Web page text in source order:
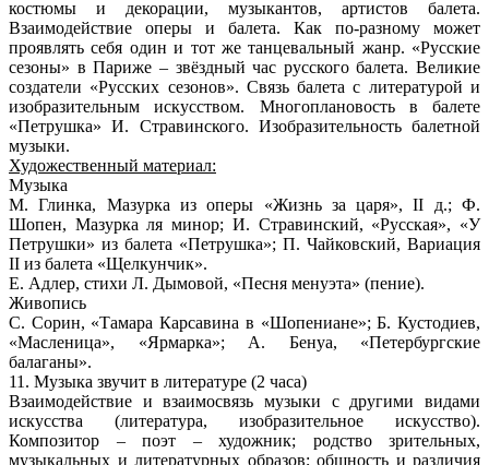
костюмы и декорации, музыкантов, артистов балета.
Взаимодействие оперы и балета. Как по-разному может
проявлять себя один и тот же танцевальный жанр. «Русские
сезоны» в Париже – звёздный час русского балета. Великие
создатели «Русских сезонов». Связь балета с литературой и
изобразительным искусством. Многоплановость в балете
«Петрушка» И. Стравинского. Изобразительность балетной
музыки.
Художественный материал:
Музыка
М. Глинка, Мазурка из оперы «Жизнь за царя», II д.; Ф.
Шопен, Мазурка ля минор; И. Стравинский, «Русская», «У
Петрушки» из балета «Петрушка»; П. Чайковский, Вариация
II из балета «Щелкунчик».
Е. Адлер, стихи Л. Дымовой, «Песня менуэта» (пение).
Живопись
С. Сорин, «Тамара Карсавина в «Шопениане»; Б. Кустодиев,
«Масленица», «Ярмарка»; А. Бенуа, «Петербургские
балаганы».
11. Музыка звучит в литературе (2 часа)
Взаимодействие и взаимосвязь музыки с другими видами
искусства (литература, изобразительное искусство).
Композитор – поэт – художник; родство зрительных,
музыкальных и литературных образов; общность и различия